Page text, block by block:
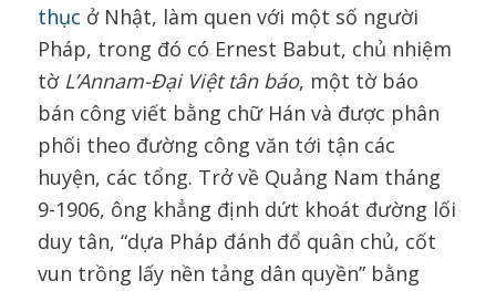
thục ở Nhật, làm quen với một số người
Pháp, trong đó có Ernest Babut, chủ nhiệm
tờ L’Annam-Đại Việt tân báo, một tờ báo
bán công viết bằng chữ Hán và được phân
phối theo đường công văn tới tận các
huyện, các tổng. Trở về Quảng Nam tháng
9-1906, ông khẳng định dứt khoát đường lối
duy tân, “dựa Pháp đánh đổ quân chủ, cốt
vun trồng lấy nền tảng dân quyền” bằng